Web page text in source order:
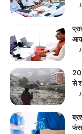
M
मि
ले
आय
20
से